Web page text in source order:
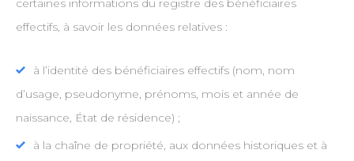
certaines informations du registre des bénéficiaires
effectifs, à savoir les données relatives :
à l’identité des bénéficiaires effectifs (nom, nom
d’usage, pseudonyme, prénoms, mois et année de
naissance, État de résidence) ;
à la chaîne de propriété, aux données historiques et à